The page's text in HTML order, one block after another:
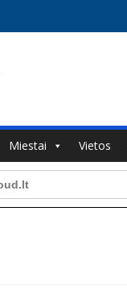
Miestai Vietos